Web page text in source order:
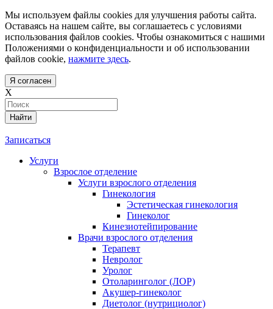
Мы используем файлы cookies для улучшения работы сайта.
Оставаясь на нашем сайте, вы соглашаетесь с условиями
использования файлов cookies. Чтобы ознакомиться с нашими
Положениями о конфиденциальности и об использовании
файлов cookie, нажмите здесь.
Я согласен
X
Найти
Записаться
Услуги
Взрослое отделение
Услуги взрослого отделения
Гинекология
Эстетическая гинекология
Гинеколог
Кинезиотейпирование
Врачи взрослого отделения
Терапевт
Невролог
Уролог
Отоларинголог (ЛОР)
Акушер-гинеколог
Диетолог (нутрициолог)